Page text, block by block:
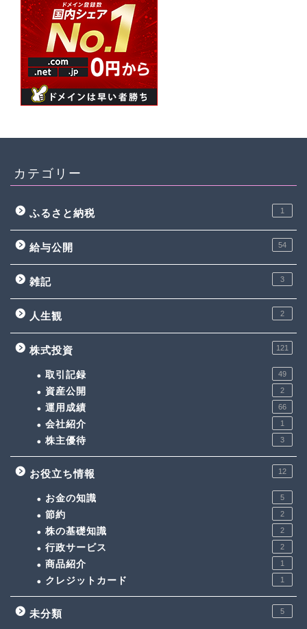
カテゴリー
ふるさと納税 1
給与公開 54
雑記 3
人生観 2
株式投資 121
取引記録 49
資産公開 2
運用成績 66
会社紹介 1
株主優待 3
お役立ち情報 12
お金の知識 5
節約 2
株の基礎知識 2
行政サービス 2
商品紹介 1
クレジットカード 1
未分類 5